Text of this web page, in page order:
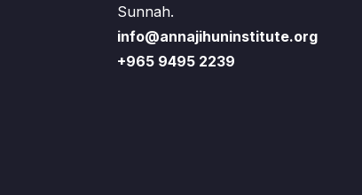
Sunnah.
info@annajihuninstitute.org
+965 9495 2239